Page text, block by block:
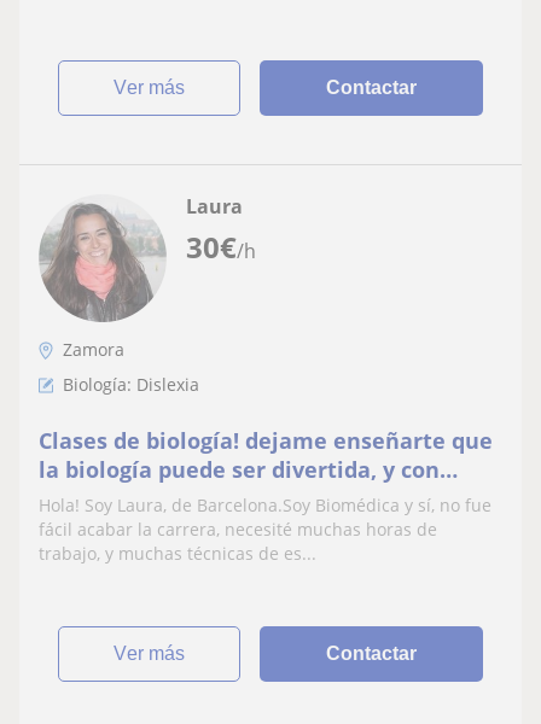
ver más Contactar
30€/h
Laura
Zamora
Biología: Dislexia
Clases de biología! dejame enseñarte que
la biología puede ser divertida, y con
sentido! Me gusta enseñar con ejemplos
que permite al alumno a ver por si solo
las soluciones e interiorizando mejor los
Hola! Soy Laura, de Barcelona.Soy Biomédica y sí, no fue
fácil acabar la carrera, necesité muchas horas de
trabajo, y muchas técnicas de es...
ver más Contactar